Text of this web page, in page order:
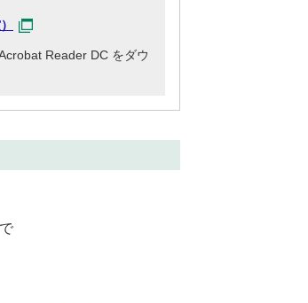
Reader DC をダウ